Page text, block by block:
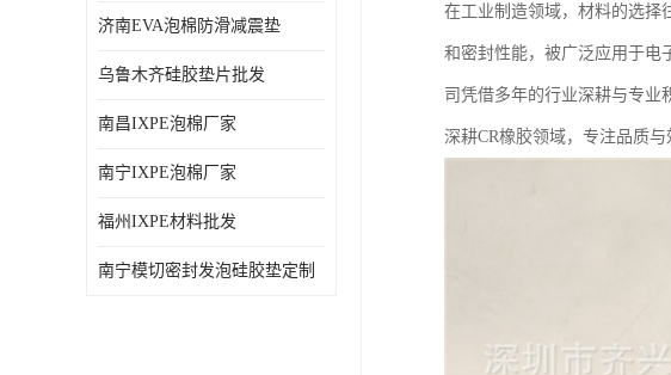
济南EVA泡棉防滑减震垫
乌鲁木齐硅胶垫片批发
南昌IXPE泡棉厂家
南宁IXPE泡棉厂家
福州IXPE材料批发
南宁模切密封发泡硅胶垫定制
在工业制造领域，材料的选择
和密封性能，被广泛应用于电
司凭借多年的行业深耕与专业
深耕CR橡胶领域，专注品质与